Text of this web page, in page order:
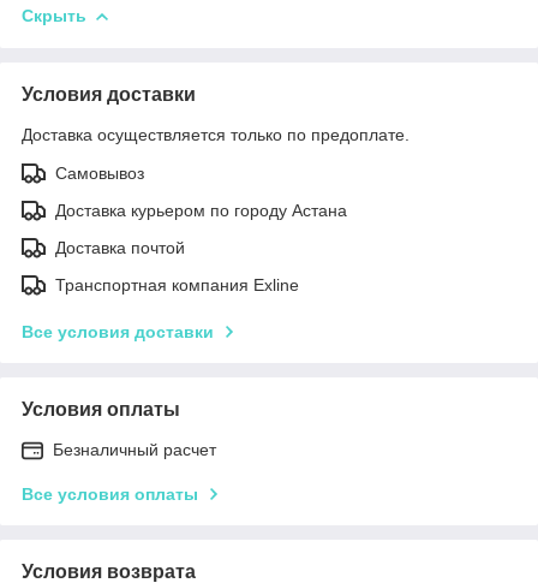
Скрыть
Условия доставки
Доставка осуществляется только по предоплате.
Самовывоз
Доставка курьером по городу Астана
Доставка почтой
Транспортная компания Exline
Все условия доставки
Условия оплаты
Безналичный расчет
Все условия оплаты
Условия возврата